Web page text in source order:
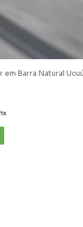
Barra Natural